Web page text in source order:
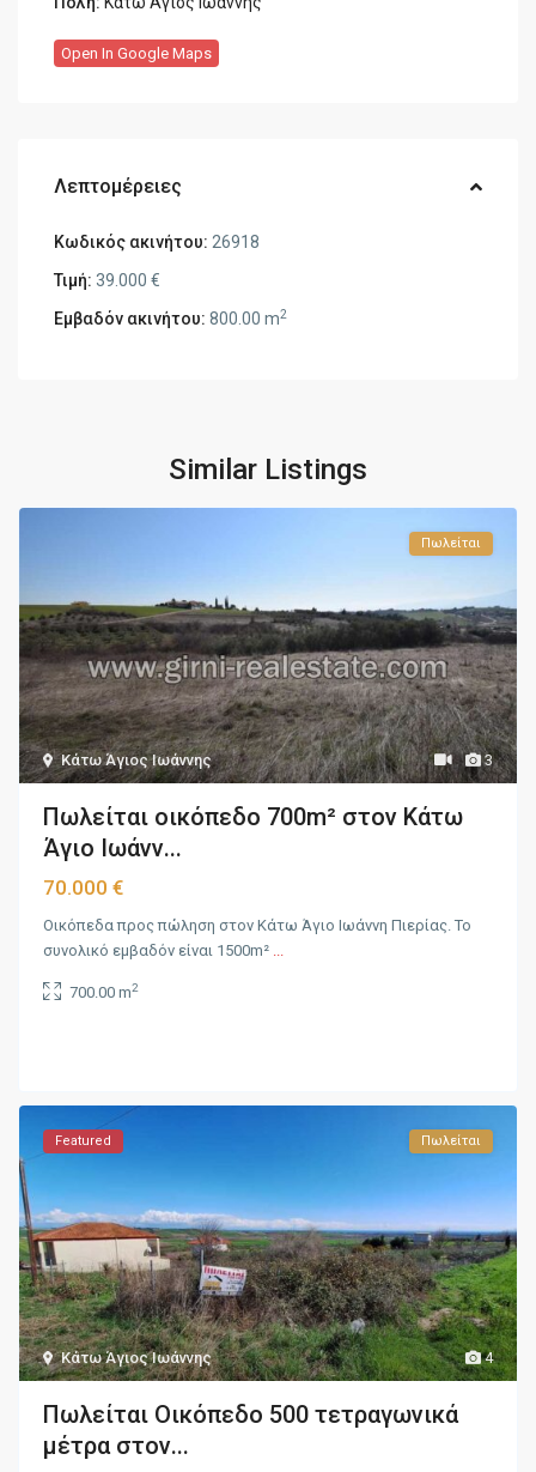
Open In Google Maps
Λεπτομέρειες
Κωδικός ακινήτου: 26918
Τιμή: 39.000 €
Εμβαδόν ακινήτου: 800.00 m2
Similar Listings
3
Κάτω Άγιος Ιωάννης
Πωλείται
Πωλείται οικόπεδο 700m² στον Κάτω
Άγιο Ιωάνν...
70.000 €
Οικόπεδα προς πώληση στον Κάτω Άγιο Ιωάννη Πιερίας. Το
συνολικό εμβαδόν είναι 1500m² ...
700.00 m2
4
Κάτω Άγιος Ιωάννης
Featured Πωλείται
Πωλείται Οικόπεδο 500 τετραγωνικά
μέτρα στον...